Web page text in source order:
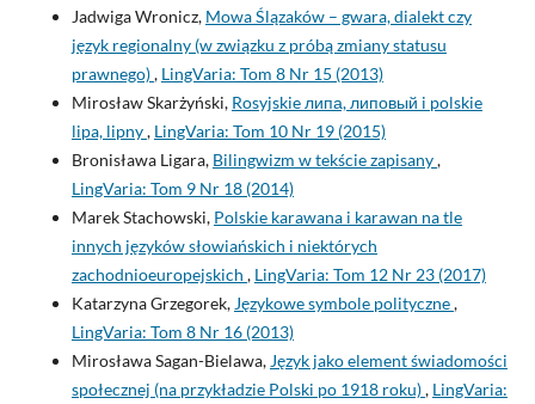
Jadwiga Wronicz, Mowa Ślązaków – gwara, dialekt czy
język regionalny (w związku z próbą zmiany statusu
prawnego), LingVaria: Tom 8 Nr 15 (2013)
Mirosław Skarżyński, Rosyjskie липа, липовый i polskie
lipa, lipny, LingVaria: Tom 10 Nr 19 (2015)
Bronisława Ligara, Bilingwizm w tekście zapisany,
LingVaria: Tom 9 Nr 18 (2014)
Marek Stachowski, Polskie karawana i karawan na tle
innych języków słowiańskich i niektórych
zachodnioeuropejskich , LingVaria: Tom 12 Nr 23 (2017)
Katarzyna Grzegorek, Językowe symbole polityczne,
LingVaria: Tom 8 Nr 16 (2013)
Mirosława Sagan-Bielawa, Język jako element świadomości
społecznej (na przykładzie Polski po 1918 roku), LingVaria: